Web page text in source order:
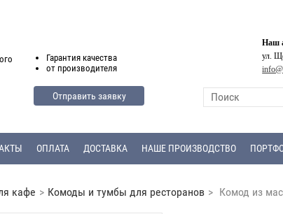
Гарантия качества
от производителя
Отправить заявку
Наш
ул.
ОПЛАТА ДОСТАВКА НАШЕ ПРОИЗВОДСТВО
кафе > Комоды и тумбы для ресторанов > Комод из